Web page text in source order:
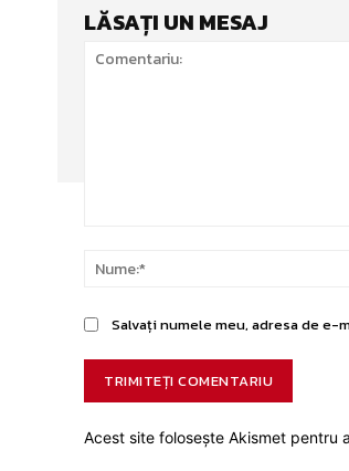
LĂSAȚI UN MESAJ
Salvați numele meu, adresa de
Acest site folosește Akismet pentru